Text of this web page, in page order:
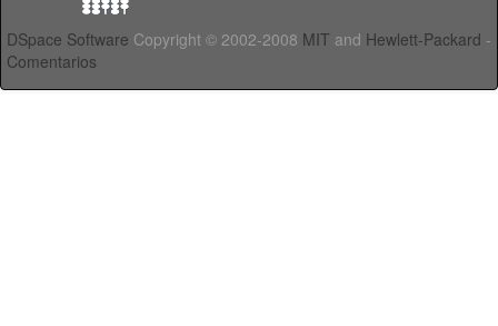
DSpace Software Copyright © 2002-2008 MIT and Hewlett-Packard -
Comentarios